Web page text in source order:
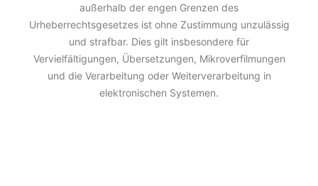
außerhalb der engen Grenzen des
Urheberrechtsgesetzes ist ohne Zustimmung unzulässig
und strafbar. Dies gilt insbesondere für
Vervielfältigungen, Übersetzungen, Mikroverfilmungen
und die Verarbeitung oder Weiterverarbeitung in
elektronischen Systemen.